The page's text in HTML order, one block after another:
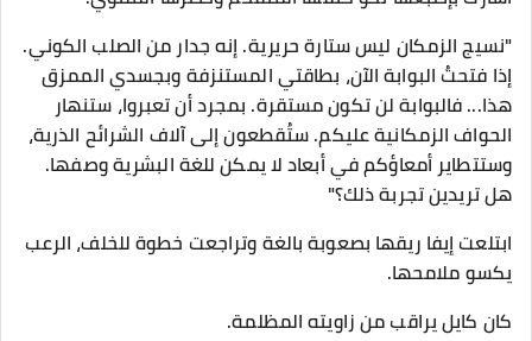
​"نسيج الزمكان ليس ستارة حريرية. إنه جدار من الصلب الكوني.
إذا فتحتُ البوابة الآن، بطاقتي المستنزفة وبجسدي الممزق
هذا... فالبوابة لن تكون مستقرة. بمجرد أن تعبروا، ستنهار
الحواف الزمكانية عليكم. ستُقطعون إلى آلاف الشرائح الذرية،
وستتطاير أمعاؤكم في أبعاد لا يمكن للغة البشرية وصفها.
هل تريدين تجربة ذلك؟"
​ابتلعت إيفا ريقها بصعوبة بالغة وتراجعت خطوة للخلف، الرعب
يكسو ملامحها.
​كان كايل يراقب من زاويته المظلمة.